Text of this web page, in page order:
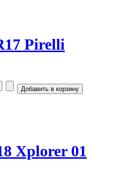
Pirelli
Xplorer 01